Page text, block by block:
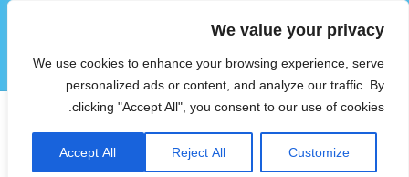
We value your privacy
We use cookies to enhance your browsing experience, serve
personalized ads or content, and analyze our traffic. By
clicking "Accept All", you consent to our use of cookies.
Customize
Reject All
Accept All
הוטצימר
תפריטים
ווידג'טים
חופשה במלון ישרוטל בראשית –
מצפה רמון 24/12/2017